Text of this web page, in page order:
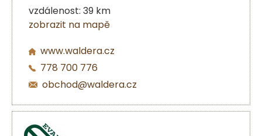
vzdálenost: 39 km
zobrazit na mapě
www.waldera.cz
778 700 776
obchod@waldera.cz